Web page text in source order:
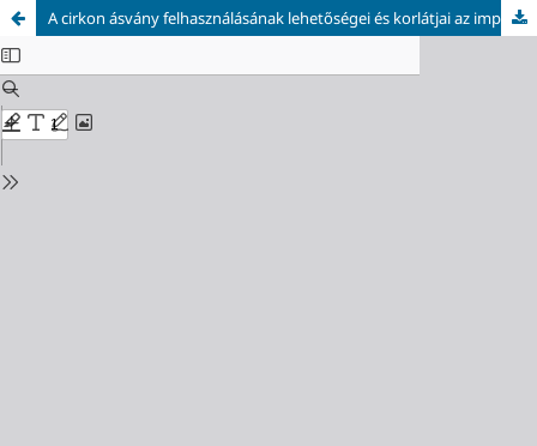
A cirkon ásvány felhasználásának lehetőségei és korlátjai az impaktszerkezetek és meteoritok vizsgálatában